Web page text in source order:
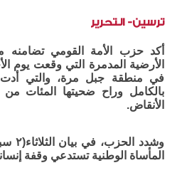
ترسين- التحرير
أكد حزب الأمة القومي تضامنه
في منطقة جبل مرة، والتي أدت
بالكامل وراح ضحيتها المئات من
الأنقاض.
المأساة الوطنية تستدعي وقفة